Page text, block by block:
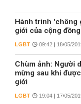
Hành trình 'chông
giới của cộng
LGBT 09:42 | 18/05/
Chùm ảnh: Người
mừng sau khi
giới
LGBT 19:04 | 17/05/